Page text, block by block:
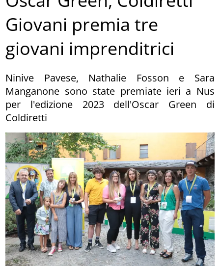
Giovani premia tre
giovani imprenditrici
Ninive Pavese, Nathalie Fosson e Sara
Manganone sono state premiate ieri a Nus
per l'edizione 2023 dell'Oscar Green di
Coldiretti